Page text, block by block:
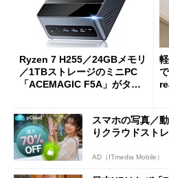
Ryzen 7 H255／24GBメモリ
／1TBストレージのミニPC
「ACEMAGIC F5A」がタイ
スマホの写真／
りクラウドスト
AD（ITmedia Mobile）